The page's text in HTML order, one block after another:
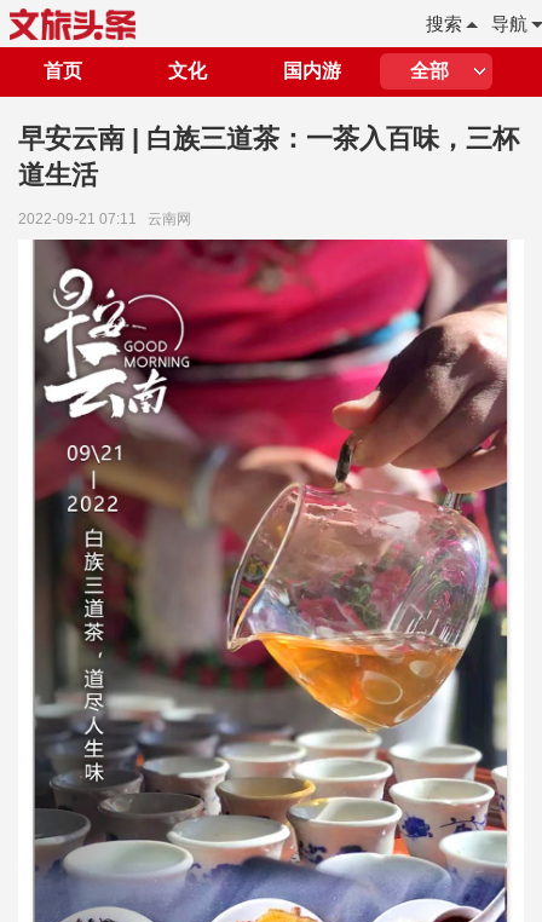
导航
搜索
首页 文化 国内游 全部
早安云南 | 白族三道茶：一茶入百味，三杯
道生活
2022-09-21 07:11 云南网